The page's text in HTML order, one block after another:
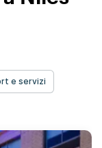
e servizi